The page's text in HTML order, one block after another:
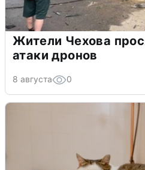
Жители Чехова
атаки дронов
8 августа 0